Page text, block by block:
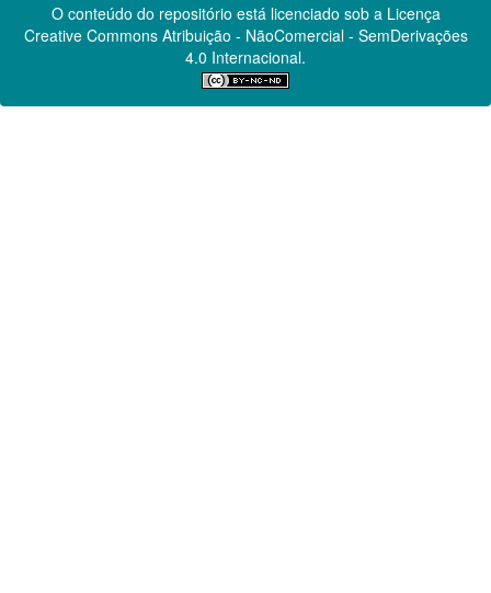
O conteúdo do repositório está licenciado sob a Licença
Creative CommonsAtribuição - NãoComercial - SemDerivações
4.0 Internacional.